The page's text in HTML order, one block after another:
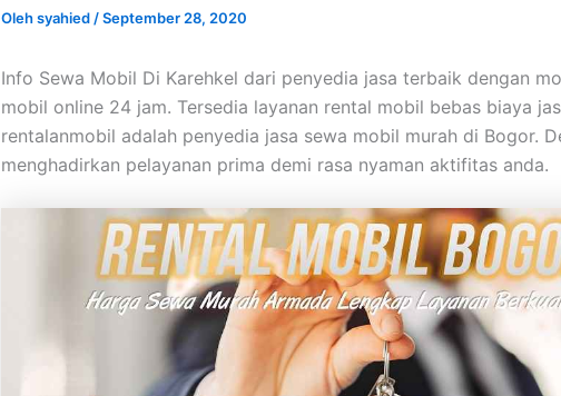
Olehsyahied /September 28, 2020
Info Sewa Mobil Di Karehkel dari penyedia jasa terbaik dengan
mobil online 24 jam. Tersedia layanan rental mobil bebas biaya
rentalanmobil adalah penyedia jasa sewa mobil murah di Bogor.
menghadirkan pelayanan prima demi rasa nyaman aktifitas anda.